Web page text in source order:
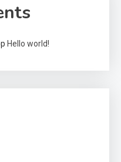
Hello world!